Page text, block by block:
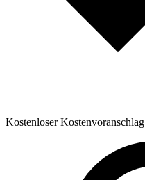
Kostenloser Kostenvoranschlag